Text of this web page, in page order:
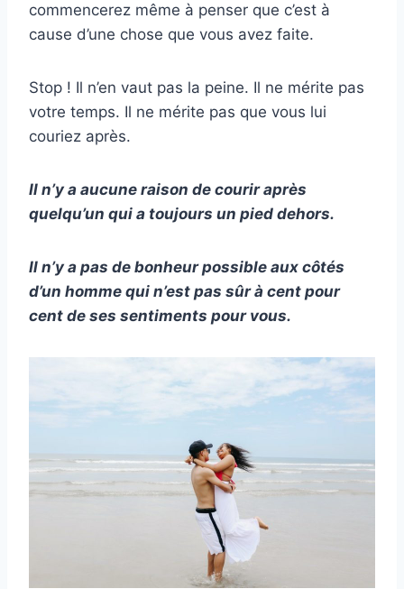
commencerez même à penser que c’est à
cause d’une chose que vous avez faite.
Stop ! Il n’en vaut pas la peine. Il ne mérite pas
votre temps. Il ne mérite pas que vous lui
couriez après.
Il n’y a aucune raison de courir après
quelqu’un qui a toujours un pied dehors.
Il n’y a pas de bonheur possible aux côtés
d’un homme qui n’est pas sûr à cent pour
cent de ses sentiments pour vous.